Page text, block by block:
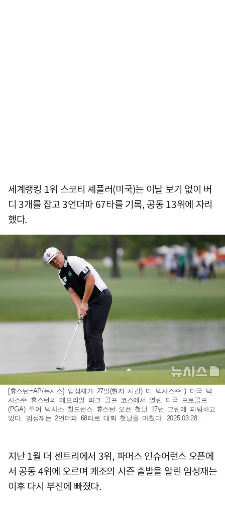
세계랭킹 1위 스코티 셰플러(미국)는 이날 보기 없이 버
디 3개를 잡고 3언더파 67타를 기록, 공동 13위에 자리
했다.
[휴스턴=AP/뉴시스] 임성재가 27일(현지 시간) 미 텍사스주 ) 미국 텍
사스주 휴스턴의 메모리얼 파크 골프 코스에서 열린 미국 프로골프
(PGA) 투어 텍사스 칠드런스 휴스턴 오픈 첫날 17번 그린에 퍼팅하고
있다. 임성재는 2언더파 68타로 대회 첫날을 마쳤다. 2025.03.28.
지난 1월 더 센트리에서 3위, 파머스 인슈어런스 오픈에
서 공동 4위에 오르며 쾌조의 시즌 출발을 알린 임성재는
이후 다시 부진에 빠졌다.